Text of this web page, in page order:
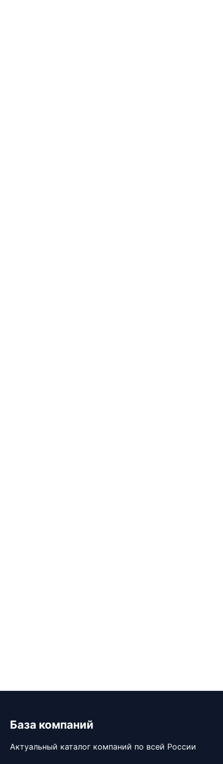
База компаний
Актуальный каталог компаний по всей России